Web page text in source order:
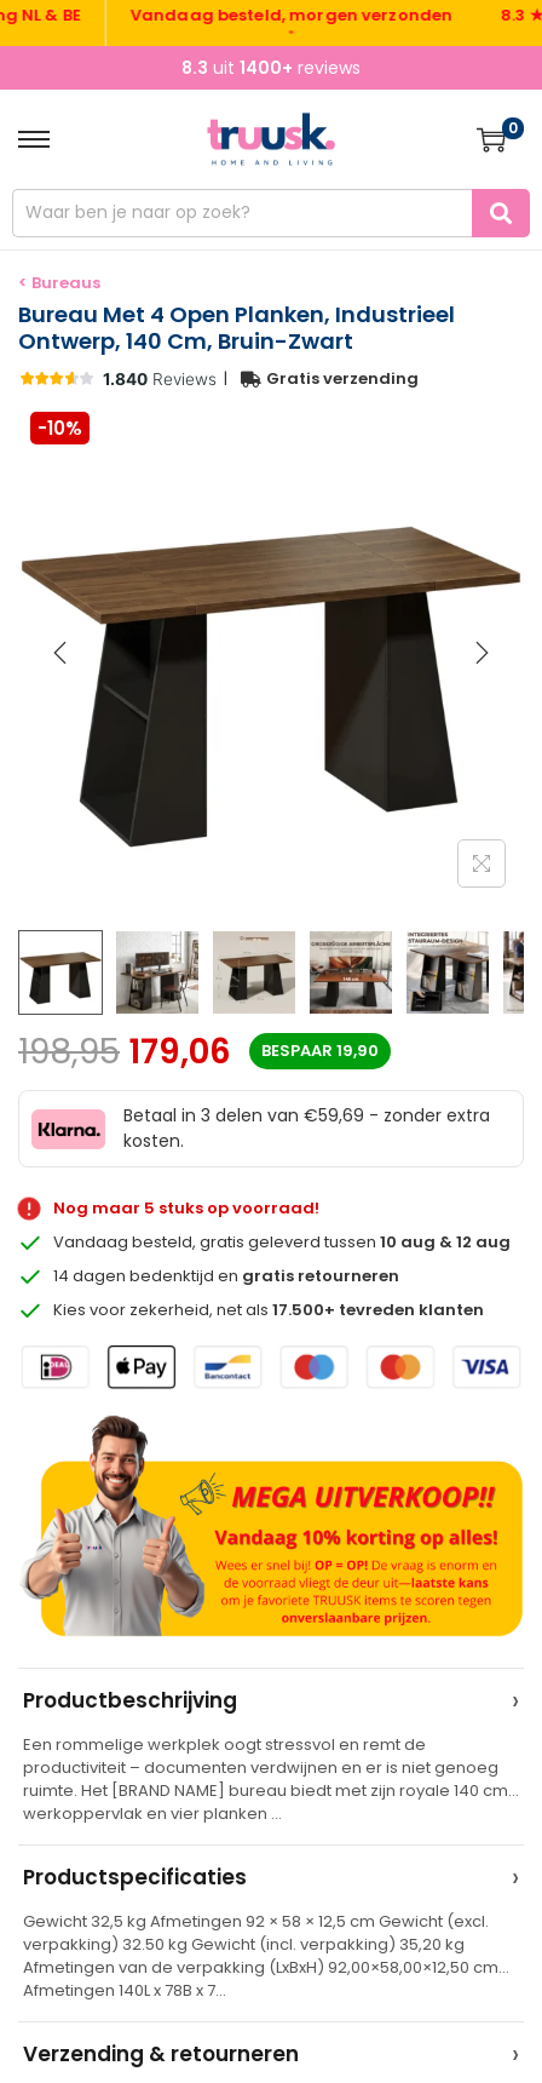
BE Vandaag besteld, morgen verzonden 8.3 ★ uit
8.3 uit 1400+ reviews
0
< Bureaus
Bureau Met 4 Open Planken, Industrieel
Ontwerp, 140 Cm, Bruin-Zwart
| Gratis verzending
-10%
198,95 179,06 BESPAAR 19,90
Betaal in 3 delen van €59,69 - zonder extra
kosten.
Nog maar 5 stuks op voorraad!
Vandaag besteld, gratis geleverd tussen10 aug & 12 aug
14 dagen bedenktijd en gratis retourneren
Kies voor zekerheid, net als17.500+ tevreden klanten
t
e
r
a
t
v
e
Productbeschrijving ›
Een rommelige werkplek oogt stressvol en remt de
productiviteit – documenten verdwijnen en er is niet genoeg
ruimte. Het [BRAND NAME] bureau biedt met zijn royale 140 cm
werkoppervlak en vier planken …
Productspecificaties ›
Gewicht 32,5 kg Afmetingen 92 × 58 × 12,5 cm Gewicht (excl.
verpakking) 32.50 kg Gewicht (incl. verpakking) 35,20 kg
Afmetingen van de verpakking (LxBxH) 92,00×58,00×12,50 cm
Afmetingen 140L x 78B x 7…
Verzending & retourneren ›